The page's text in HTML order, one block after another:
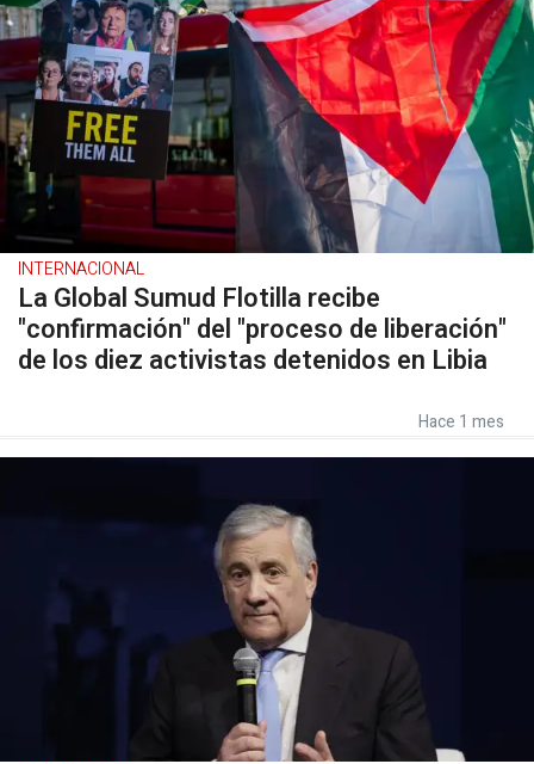
INTERNACIONAL
La Global Sumud Flotilla recibe
"confirmación" del "proceso de liberación"
de los diez activistas detenidos en Libia
Hace 1 mes